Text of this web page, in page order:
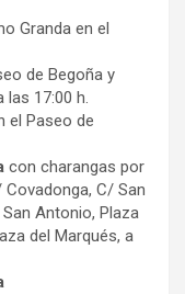
Granda en el
de Begoña y
las 17:00 h.
el Paseo de
con charangas por
C/ San
Antonio, Plaza
del Marqués, a